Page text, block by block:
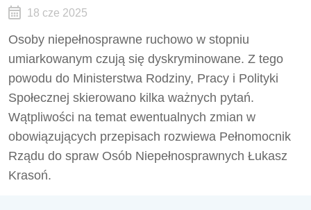
18 cze 2025
Osoby niepełnosprawne ruchowo w stopniu
umiarkowanym czują się dyskryminowane. Z tego
powodu do Ministerstwa Rodziny, Pracy i Polityki
Społecznej skierowano kilka ważnych pytań.
Wątpliwości na temat ewentualnych zmian w
obowiązujących przepisach rozwiewa Pełnomocnik
Rządu do spraw Osób Niepełnosprawnych Łukasz
Krasoń.